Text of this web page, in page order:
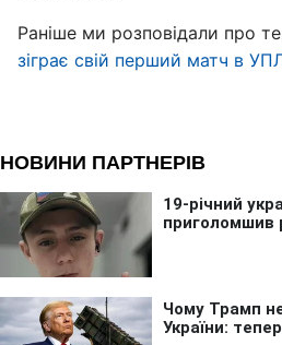
Раніше ми розповідали про
зіграє свій перший матч в